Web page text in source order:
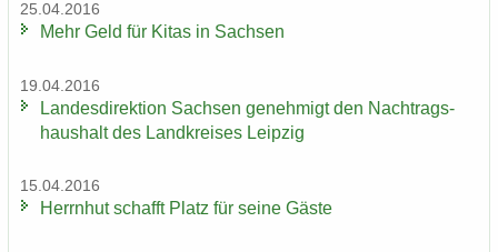
25.04.2016
Mehr Geld für Kitas in Sach­sen
19.04.2016
Lan­des­di­rek­ti­on Sach­sen ge­neh­migt den Nach­trags­
haus­halt des Land­krei­ses Leip­zig
15.04.2016
Herrn­hut schafft Platz für seine Gäste